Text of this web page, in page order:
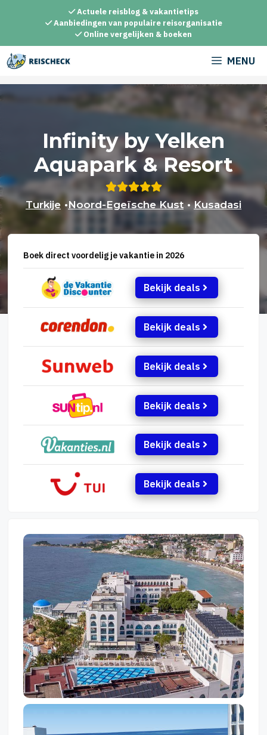
inhoud
Actuele reisblog & vakantietips
Aanbiedingen van populaire reisorganisatie
Online vergelijken & boeken
MENU
Infinity by Yelken
Aquapark & Resort
Turkije •Noord-Egeïsche Kust •Kusadasi
Boek direct voordelig je vakantie in 2026
Bekijk deals
Bekijk deals
Bekijk deals
Bekijk deals
Bekijk deals
Bekijk deals